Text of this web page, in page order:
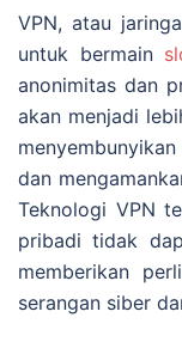
VPN, atau
untuk bermain
anonimitas dan
akan menjadi
dan
Teknologi VPN
pribadi tidak
memberikan
serangan siber